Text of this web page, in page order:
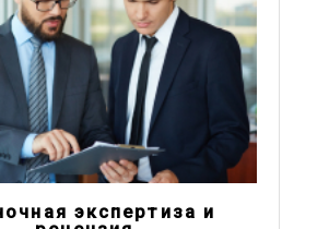
экспертиза и